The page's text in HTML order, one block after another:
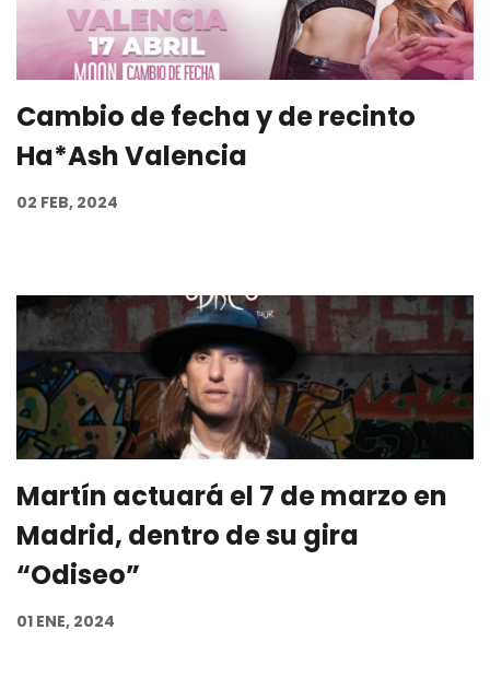
Cambio de fecha y de recinto
Ha*Ash Valencia
02 FEB, 2024
Martín actuará el 7 de marzo en
Madrid, dentro de su gira
“Odiseo”
01 ENE, 2024